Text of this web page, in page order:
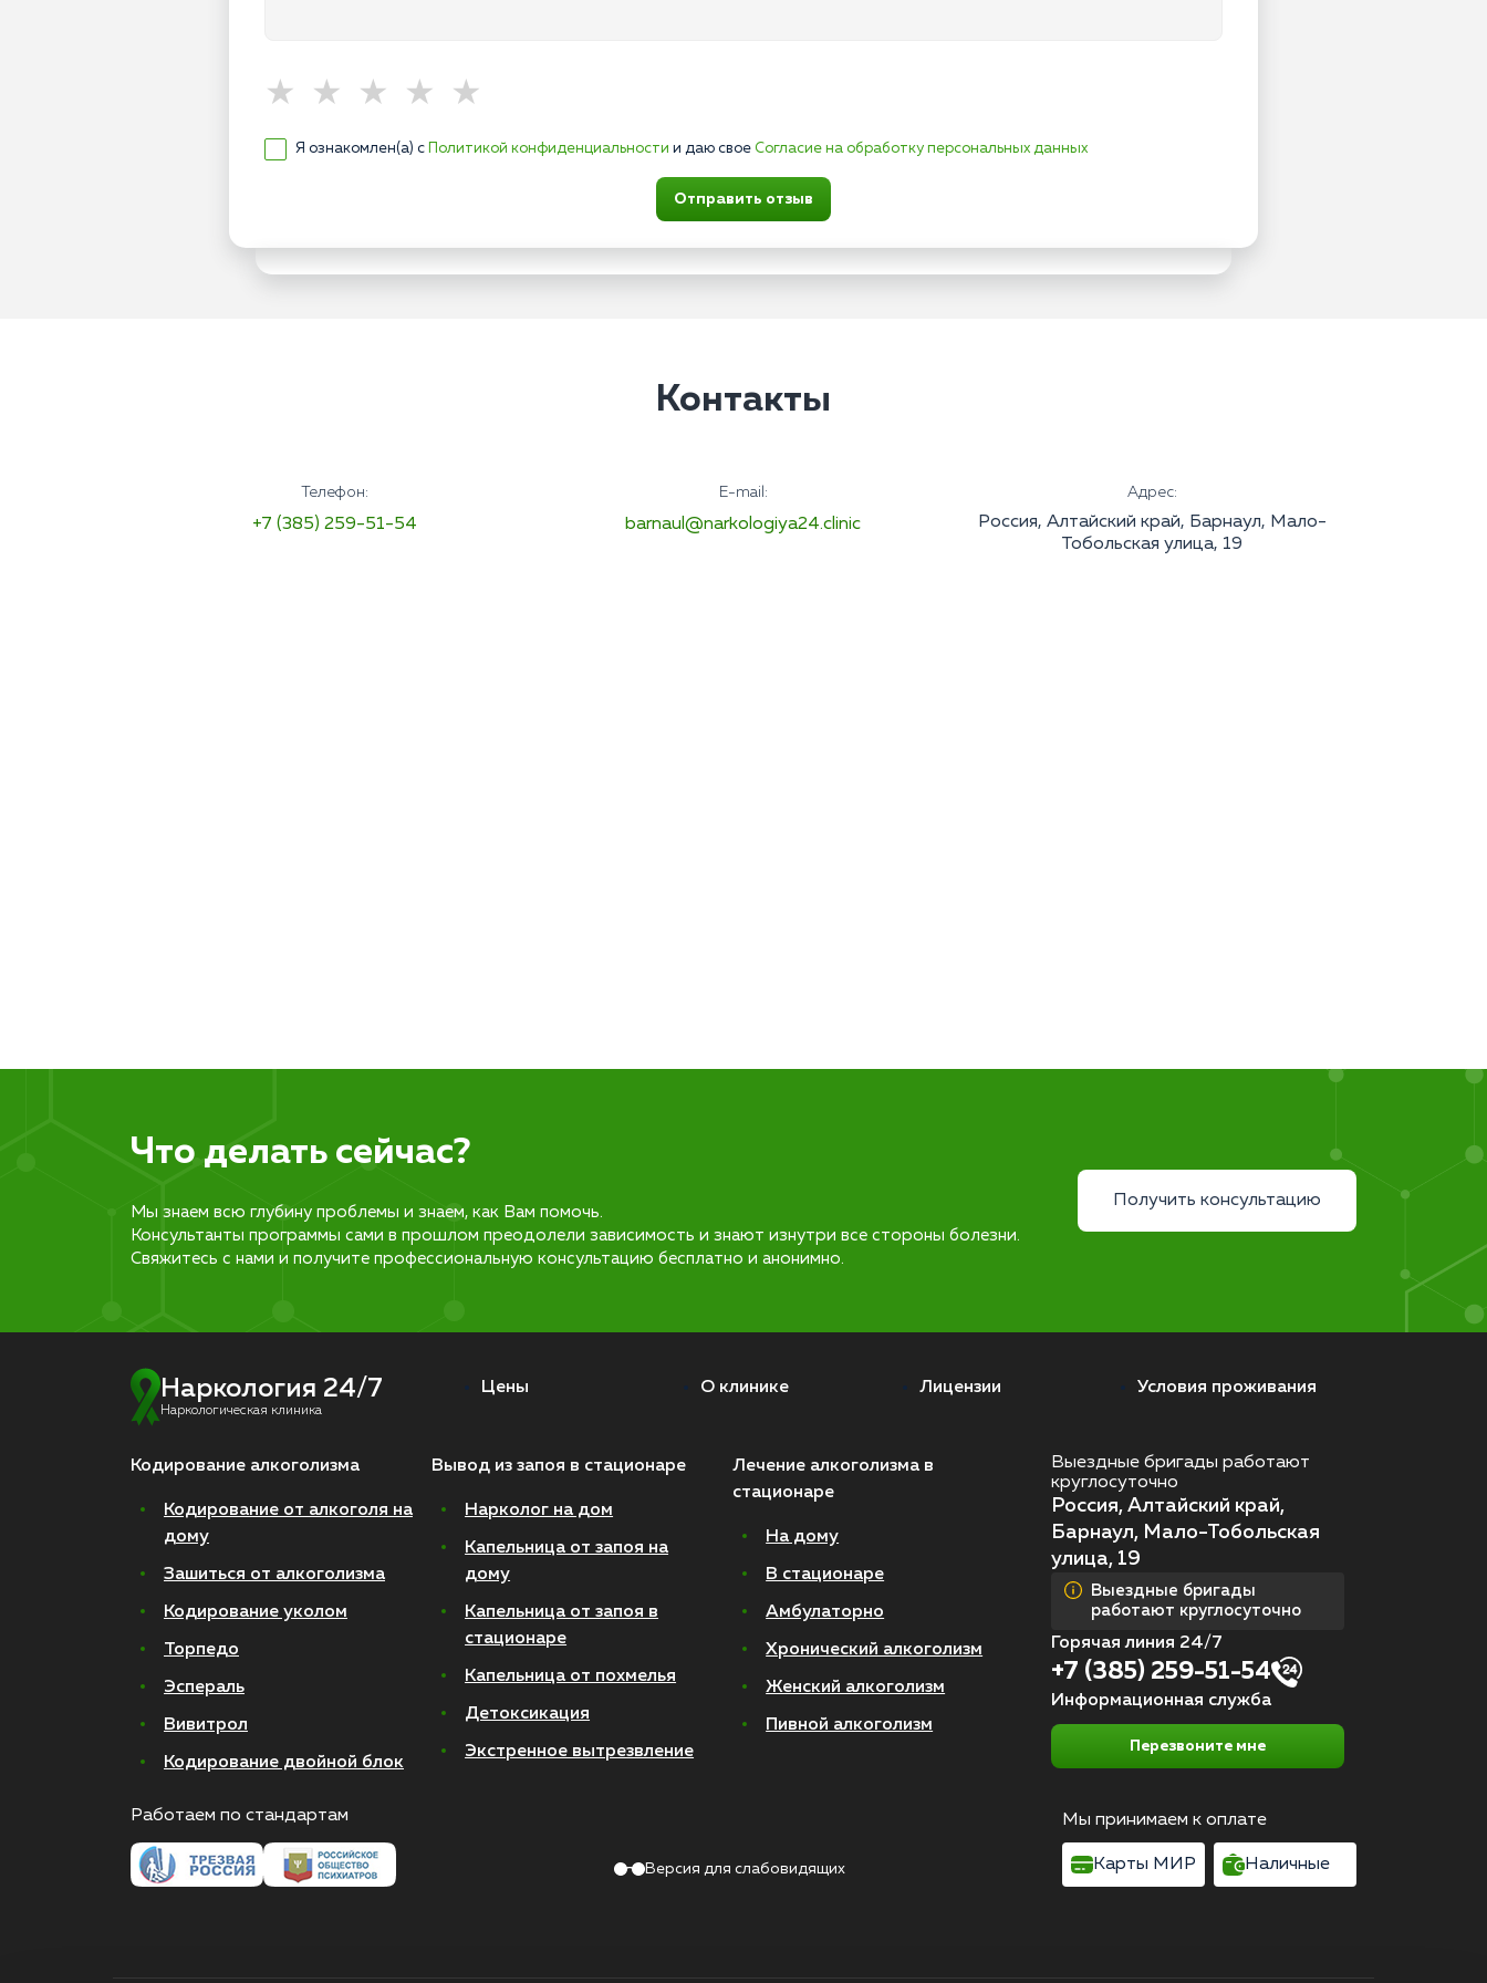
Я ознакомлен(а) с Политикой конфиденциальности и даю свое Согласие на обработку персональных данных
Отправить отзыв
Контакты
Телефон:
+7 (385) 259-51-54
E-mail:
barnaul@narkologiya24.clinic
Адрес:
Россия, Алтайский край, Барнаул, Мало-
Тобольская улица, 19
Что делать сейчас?
Мы знаем всю глубину проблемы и знаем, как Вам помочь.
Консультанты программы сами в прошлом преодолели зависимость и знают изнутри все стороны болезни.
Свяжитесь с нами и получите профессиональную консультацию бесплатно и анонимно.
Получить консультацию
Наркология 24/7
Наркологическая клиника
Цены О клинике Лицензии Условия проживания
Кодирование алкоголизма
Кодирование от алкоголя на
дому
Зашиться от алкоголизма
Кодирование уколом
Торпедо
Эспераль
Вивитрол
Кодирование двойной блок
Вывод из запоя в стационаре
Нарколог на дом
Капельница от запоя на
дому
Капельница от запоя в
стационаре
Капельница от похмелья
Детоксикация
Экстренное вытрезвление
Лечение алкоголизма в
стационаре
На дому
В стационаре
Амбулаторно
Хронический алкоголизм
Женский алкоголизм
Пивной алкоголизм
Выездные бригады работают
круглосуточно
Россия, Алтайский край,
Барнаул, Мало-Тобольская
улица, 19
Выездные бригады
работают круглосуточно
Горячая линия 24/7
+7 (385) 259-51-54
Информационная служба
Перезвоните мне
Работаем по стандартам
Версия для слабовидящих
Мы принимаем к оплате
Карты МИР Наличные